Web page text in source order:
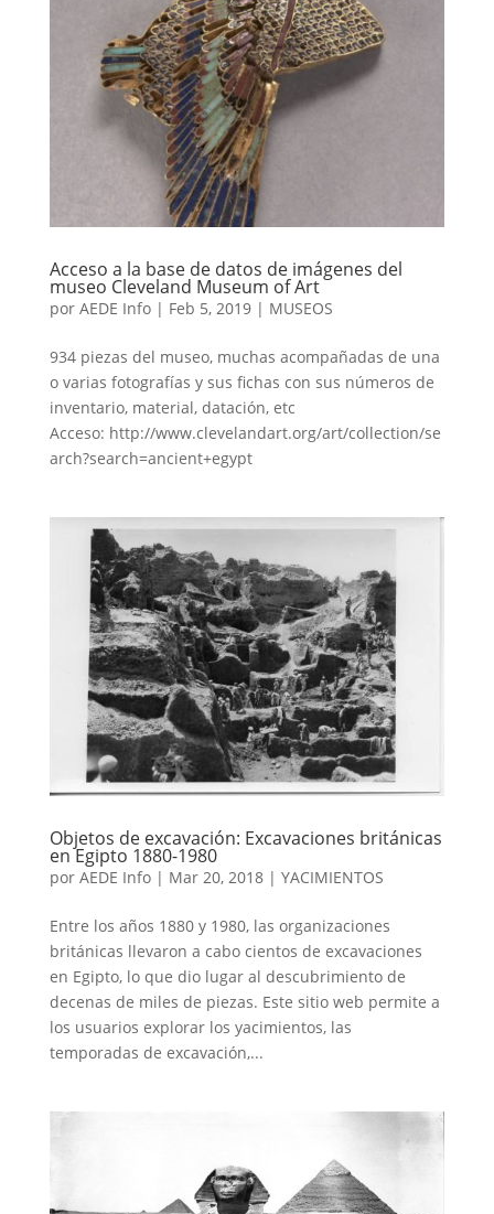
Acceso a la base de datos de imágenes del
museo Cleveland Museum of Art
por AEDE Info| Feb 5, 2019| MUSEOS
934 piezas del museo, muchas acompañadas de una
o varias fotografías y sus fichas con sus números de
inventario, material, datación, etc
Acceso: http://www.clevelandart.org/art/collection/se
arch?search=ancient+egypt
Objetos de excavación: Excavaciones británicas
en Egipto 1880-1980
por AEDE Info| Mar 20, 2018| YACIMIENTOS
Entre los años 1880 y 1980, las organizaciones
británicas llevaron a cabo cientos de excavaciones
en Egipto, lo que dio lugar al descubrimiento de
decenas de miles de piezas. Este sitio web permite a
los usuarios explorar los yacimientos, las
temporadas de excavación,...